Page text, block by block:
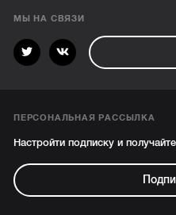
МЫ НА СВЯЗИ
ПЕРСОНАЛЬНАЯ РАССЫЛКА
Настройти подписку и